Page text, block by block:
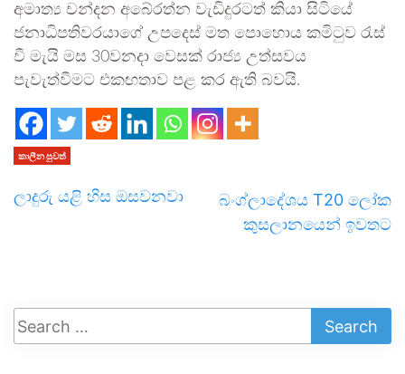
අමාත්‍ය චන්දන අබේරත්න වැඩිදුරටත් කියා සිටියේ
ජනාධිපතිවරයාගේ උපදෙස් මත පොහොය කමිටුව රැස්
වී මැයි මස 30වනදා වෙසක් රාජ්‍ය උත්සවය
පැවැත්වීමට එකඟතාව පළ කර ඇති බවයි.
කාලීන පුවත්
ලාදුරු යළි හිස ඔසවනවා
බංග්ලාදේශය T20 ලෝක
කුසලානයෙන් ඉවතට